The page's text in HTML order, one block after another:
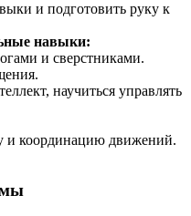
и подготовить руку к
навыки:
и сверстниками.
научиться управлять
и координацию движений.